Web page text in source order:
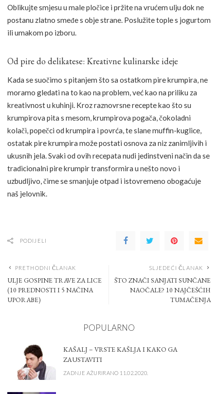
Oblikujte smjesu u male pločice i pržite na vrućem ulju dok ne
postanu zlatno smeđe s obje strane. Poslužite tople s jogurtom
ili umakom po izboru.
Od pire do delikatese: Kreativne kulinarske ideje
Kada se suočimo s pitanjem što sa ostatkom pire krumpira, ne
moramo gledati na to kao na problem, već kao na priliku za
kreativnost u kuhinji. Kroz raznovrsne recepte kao što su
krumpirova pita s mesom, krumpirova pogača, čokoladni
kolači, popečci od krumpira i povrća, te slane muffin-kuglice,
ostatak pire krumpira može postati osnova za niz zanimljivih i
ukusnih jela. Svaki od ovih recepata nudi jedinstveni način da se
tradicionalni pire krumpir transformira u nešto novo i
uzbudljivo, čime se smanjuje otpad i istovremeno obogaćuje
naš jelovnik.
PODIJELI
PRETHODNI ČLANAK
ULJE GOSPINE TRAVE ZA LICE
(10 PREDNOSTI I 5 NAČINA
UPORABE)
SLJEDEĆI ČLANAK
ŠTO ZNAČI SANJATI SUNČANE
NAOČALE? 10 NAJČEŠĆIH
TUMAČENJA
POPULARNO
KAŠALJ – VRSTE KAŠLJA I KAKO GA
ZAUSTAVITI
ZADNJE AŽURIRANO 11.02.2020.